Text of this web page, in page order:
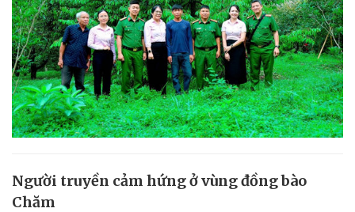
Người truyền cảm hứng ở vùng đồng bào
Chăm